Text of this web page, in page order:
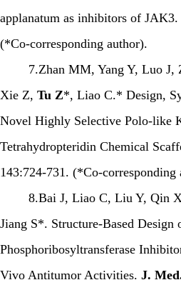
applanatum as inhibitors of JAK3.
(*Co-corresponding author).
7.Zhan MM, Yang Y, Luo J,
Xie Z, Tu Z*, Liao C.* Design,
Novel Highly Selective Polo-like
Tetrahydropteridin Chemical
143:724-731. (*Co-corresponding
8.Bai J, Liao C, Liu Y, Qin X,
Jiang S*. Structure-Based
Phosphoribosyltransferase
Vivo Antitumor Activities. J.